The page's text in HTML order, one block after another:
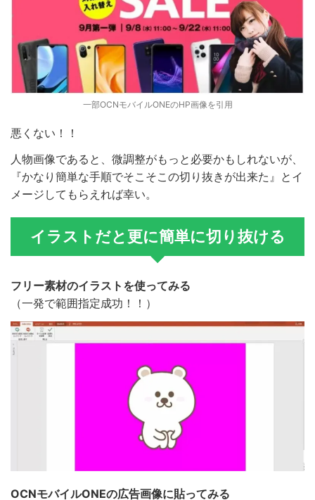
一部OCNモバイルONEのHP画像を引用
悪くない！！
人物画像であると、微調整がもっと必要かもしれないが、
『かなり簡単な手順でそこそこの切り抜きが出来た』とイ
メージしてもらえれば幸い。
イラストだと更に簡単に切り抜ける
フリー素材のイラストを使ってみる
（一発で範囲指定成功！！）
OCNモバイルONEの広告画像に貼ってみる